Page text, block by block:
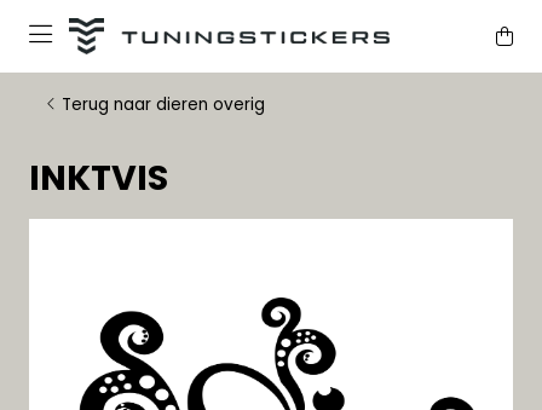
Terug naar dieren overig
INKTVIS